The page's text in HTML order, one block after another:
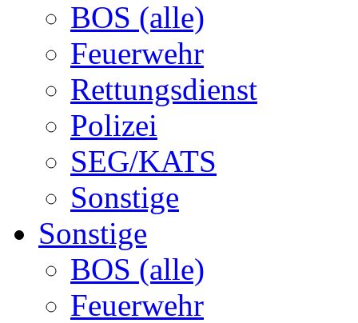
BOS (alle)
Feuerwehr
Rettungsdienst
Polizei
SEG/KATS
Sonstige
Sonstige
BOS (alle)
Feuerwehr